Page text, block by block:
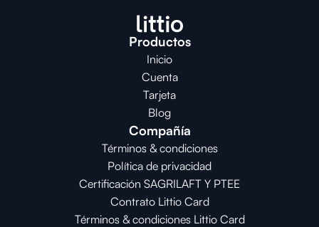
Productos
Inicio
Cuenta
Tarjeta
Blog
Compañía
Términos & condiciones
Política de privacidad
Certificación SAGRILAFT Y PTEE
Contrato Littio Card
Términos & condiciones Littio Card